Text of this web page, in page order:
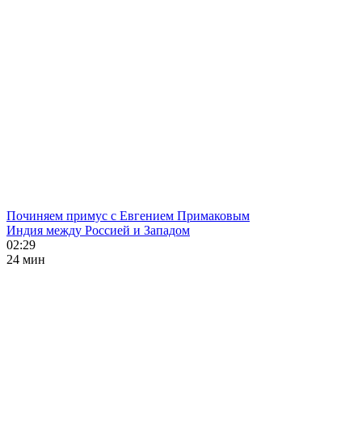
Починяем примус с Евгением Примаковым
Индия между Россией и Западом
02:29
24 мин